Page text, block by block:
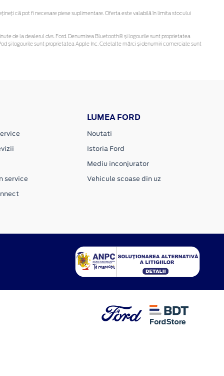
că pot fi necesare piese suplimentare. Oferta este valabilă în limita stocului
de la dealerul dvs. Ford. Denumirea Bluetooth® și logourile sunt proprietatea
și logourile sunt proprietatea Apple Inc. Celelalte mărci și denumiri comerciale sunt
service
LUMEA FORD
Noutati
Istoria Ford
Mediu inconjurator
Vehicule scoase din uz